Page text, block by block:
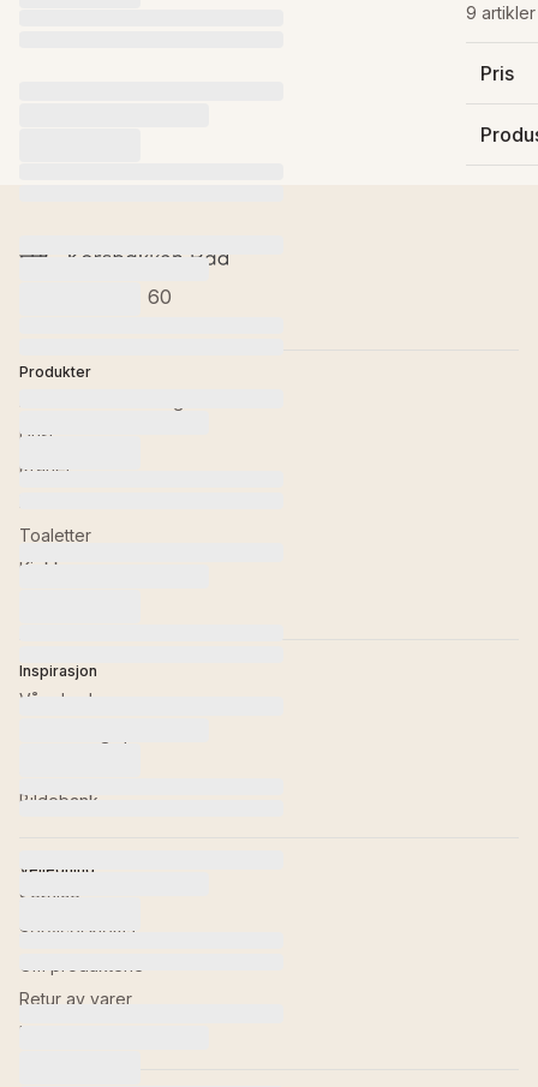
9 artikler
Pris
+47 22 35 27 60
Produkter
Dusj
Kraner
Toaletter
Kjøkken
Inspirasjon
Våre baderom
Bildebank
Veiledning
Service
Serviceskjema
Om produktene
Retur av varer
Kontakt oss